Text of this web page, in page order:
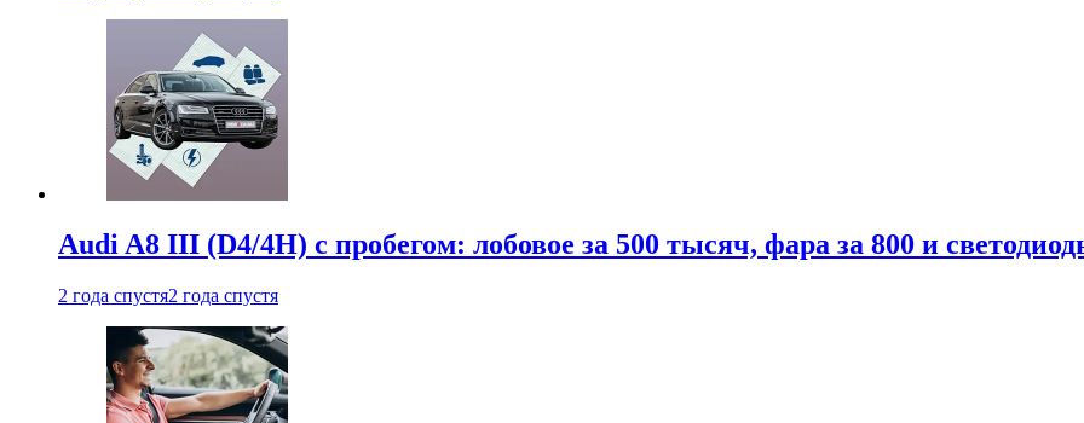
Audi A8 III (D4/4H) c пробегом: лобовое за 500 тысяч, фара за 800 и
2 года спустя2 года спустя